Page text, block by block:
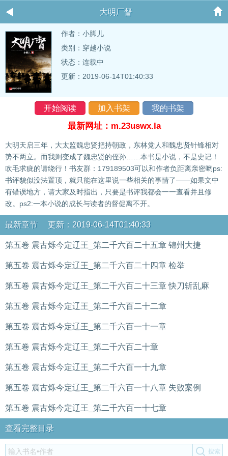
大明厂督
作者： 小脚儿
类别：穿越小说
状态：连载中
更新：2019-06-14T01:40:33
开始阅读 加入书架 我的书架
最新网址：m.23uswx.la
大明天启三年，大太监魏忠贤把持朝政，东林党人和魏忠贤针锋相对
势不两立。而我则变成了魏忠贤的侄孙……本书是小说，不是史记！
吹毛求疵的请绕行！书友群：179189503可以和作者负距离亲密哟ps:
书评貌似没法置顶，就只能在这里说一些相关的事情了——如果文中
有错误地方，请大家及时指出，只要是书评我都会一一查看并且修
改。ps2:一本小说的成长与读者的督促离不开。
最新章节 更新：2019-06-14T01:40:33
第五卷 震古烁今定辽王_第二千六百二十五章 锦州大捷
第五卷 震古烁今定辽王_第二千六百二十四章 检举
第五卷 震古烁今定辽王_第二千六百二十三章 快刀斩乱麻
第五卷 震古烁今定辽王_第二千六百二十二章
第五卷 震古烁今定辽王_第二千六百一十一章
第五卷 震古烁今定辽王_第二千六百二十章
第五卷 震古烁今定辽王_第二千六百一十九章
第五卷 震古烁今定辽王_第二千六百一十八章 失败案例
第五卷 震古烁今定辽王_第二千六百一十七章
查看完整目录